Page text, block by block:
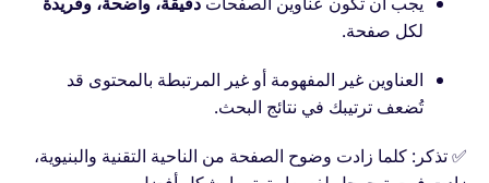
لكل صفحة.
العناوين غير المفهومة أو غير المرتبطة بالمحتوى قد
تُضعف ترتيبك في نتائج البحث.
✅ تذكر: كلما زادت وضوح الصفحة من الناحية التقنية والبنيوية،